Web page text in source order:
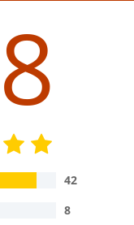
42
8